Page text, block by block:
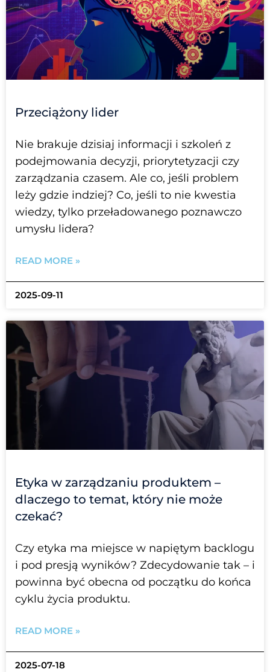
Przeciążony lider
Nie brakuje dzisiaj informacji i szkoleń z
podejmowania decyzji, priorytetyzacji czy
zarządzania czasem. Ale co, jeśli problem
leży gdzie indziej? Co, jeśli to nie kwestia
wiedzy, tylko przeładowanego poznawczo
umysłu lidera?
READ MORE »
2025-09-11
Etyka w zarządzaniu produktem –
dlaczego to temat, który nie może
czekać?
Czy etyka ma miejsce w napiętym backlogu
i pod presją wyników? Zdecydowanie tak – i
powinna być obecna od początku do końca
cyklu życia produktu.
READ MORE »
2025-07-18